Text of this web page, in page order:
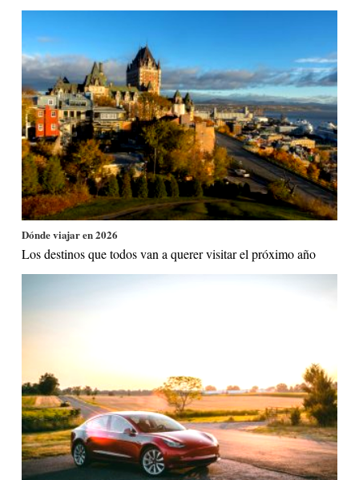
Dónde viajar en 2026
Los destinos que todos van a querer visitar el próximo año